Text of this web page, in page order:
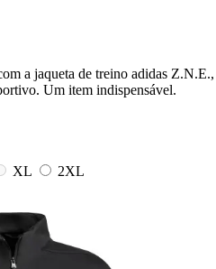
a jaqueta de treino adidas Z.N.E.,
Um item indispensável.
XL
2XL